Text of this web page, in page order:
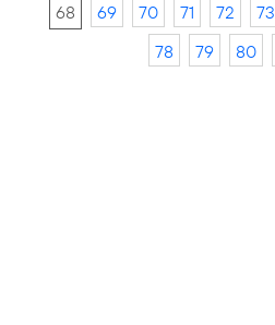
68
69 70 71 72 73
78
79 80